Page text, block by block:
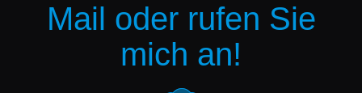
Mail oder rufen Sie
mich an!